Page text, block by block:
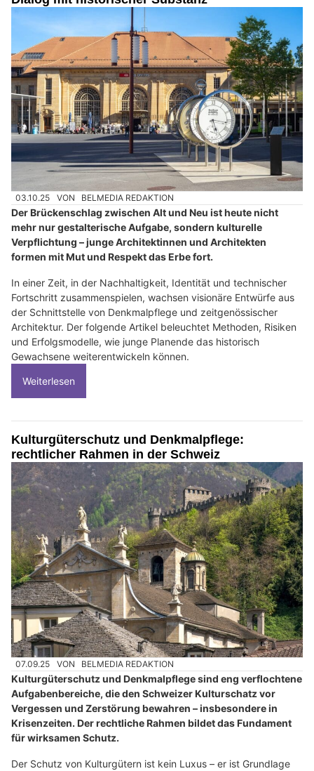
03.10.25 VON BELMEDIA REDAKTION
Der Brückenschlag zwischen Alt und Neu ist heute nicht
mehr nur gestalterische Aufgabe, sondern kulturelle
Verpflichtung – junge Architektinnen und Architekten
formen mit Mut und Respekt das Erbe fort.
In einer Zeit, in der Nachhaltigkeit, Identität und technischer
Fortschritt zusammenspielen, wachsen visionäre Entwürfe aus
der Schnittstelle von Denkmalpflege und zeitgenössischer
Architektur. Der folgende Artikel beleuchtet Methoden, Risiken
und Erfolgsmodelle, wie junge Planende das historisch
Gewachsene weiterentwickeln können.
Weiterlesen
Kulturgüterschutz und Denkmalpflege:
rechtlicher Rahmen in der Schweiz
07.09.25 VON BELMEDIA REDAKTION
Kulturgüterschutz und Denkmalpflege sind eng verflochtene
Aufgabenbereiche, die den Schweizer Kulturschatz vor
Vergessen und Zerstörung bewahren – insbesondere in
Krisenzeiten. Der rechtliche Rahmen bildet das Fundament
für wirksamen Schutz.
Der Schutz von Kulturgütern ist kein Luxus – er ist Grundlage